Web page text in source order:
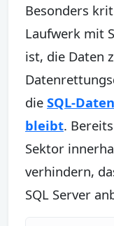
Besonders
Laufwerk mit
ist, die Daten
die SQL-
bleibt.
Sektor
verhindern,
SQL Server